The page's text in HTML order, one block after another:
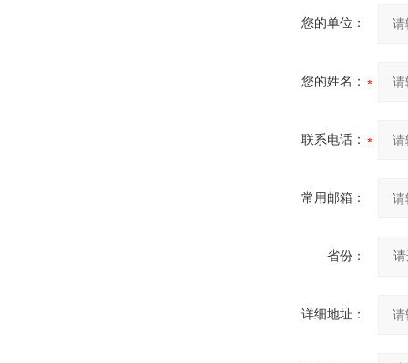
您的单位：
您的姓名：
联系电话：
常用邮箱：
省份：
详细地址：